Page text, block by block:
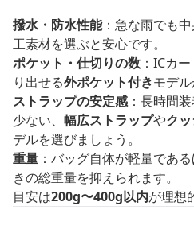
撥水・防水性能：急な雨でも
工素材を選ぶと安心です。
ポケット・仕切りの数 ：ICカ
り出せる外ポケット付きモデル
ストラップの安定感：長時間
少ない、 幅広ストラップやク
デルを選びましょう。
重量 ：バッグ自体が軽量であ
きの総重量を抑えられます。
目安は200g〜400g以内が理想